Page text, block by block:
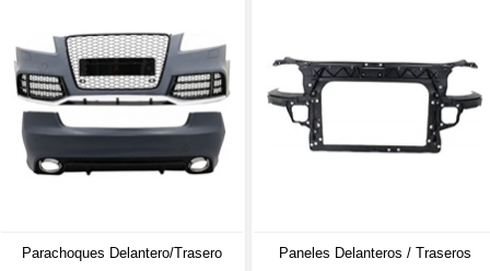
Parachoques Delantero/trasero Paneles Delanteros / Traseros